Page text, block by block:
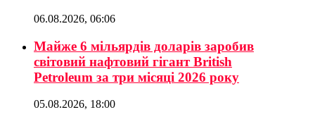
06.08.2026, 06:06
Майже 6 мільярдів доларів заробив
світовий нафтовий гігант British
Petroleum за три місяці 2026 року
05.08.2026, 18:00